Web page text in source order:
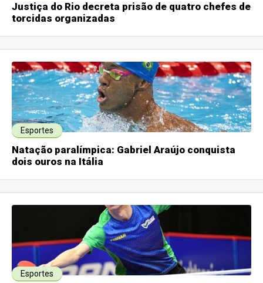
Justiça do Rio decreta prisão de quatro chefes de
torcidas organizadas
Esportes
Natação paralímpica: Gabriel Araújo conquista
dois ouros na Itália
Esportes